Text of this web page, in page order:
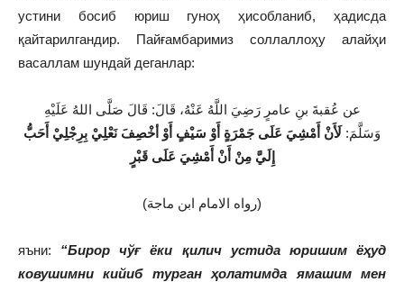
устини босиб юриш гуноҳ ҳисобланиб, ҳадисда
қайтарилгандир. Пайғамбаримиз соллаллоҳу алайҳи
васаллам шундай деганлар:
عن عُقبةَ بنِ عامرٍ رَضِيَ اللَّهُ عَنْهُ، قَالَ: قَالَ صَلَّى اللهُ عَلَيْهِ
وَسَلَّمَ: لَأَنْ أَمْشِيَ عَلَى جَمْرَةٍ أَوْ سَيْفٍ أَوْ أخْصِفَ نَعْلِيْ بِرِجْلِيْ أَحَبُّ
إِلَيَّ مِنْ أَنْ أَمْشِيَ عَلَى قَبْرٍ
(رواه الامام ابن ماجة)
яъни: “Бирор чўғ ёки қилич устида юришимёҳуд
ковушимни кийиб турган ҳолатимда ямашим мен